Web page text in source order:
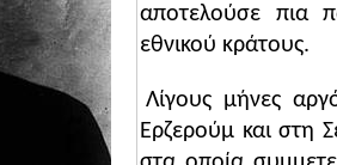
στη Θεσσαλονίκη (το σπίτι που
πατέρα. Το 1893 άρχισε τις
συνέχισε σε ανώτερες
Κατά τη διάρκεια
αποτελούσε πια
εθνικού κράτους.
Λίγους μήνες
Ερζερούμ και στη